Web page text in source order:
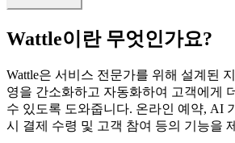
Wattle이란 무엇인가요?
Wattle은 서비스 전문가를 위해 설계된
영을 간소화하고 자동화하여 고객에게
수 있도록 도와줍니다. 온라인 예약, AI
시 결제 수령 및 고객 참여 등의 기능을